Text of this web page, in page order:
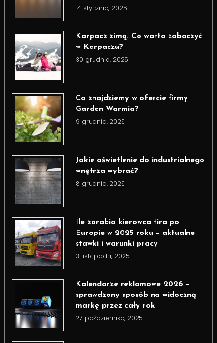
14 stycznia, 2026
Karpacz zimą. Co warto zobaczyć
w Karpaczu?
30 grudnia, 2025
Co znajdziemy w ofercie firmy
Garden Warmia?
9 grudnia, 2025
Jakie oświetlenie do industrialnego
wnętrza wybrać?
8 grudnia, 2025
Ile zarabia kierowca tira po
Europie w 2025 roku – aktualne
stawki i warunki pracy
3 listopada, 2025
Kalendarze reklamowe 2026 –
sprawdzony sposób na widoczną
markę przez cały rok
27 października, 2025